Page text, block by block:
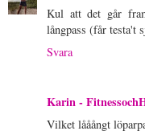
Kul att det går
långpass (får testa't
Svara
Karin -
Vilket lååångt